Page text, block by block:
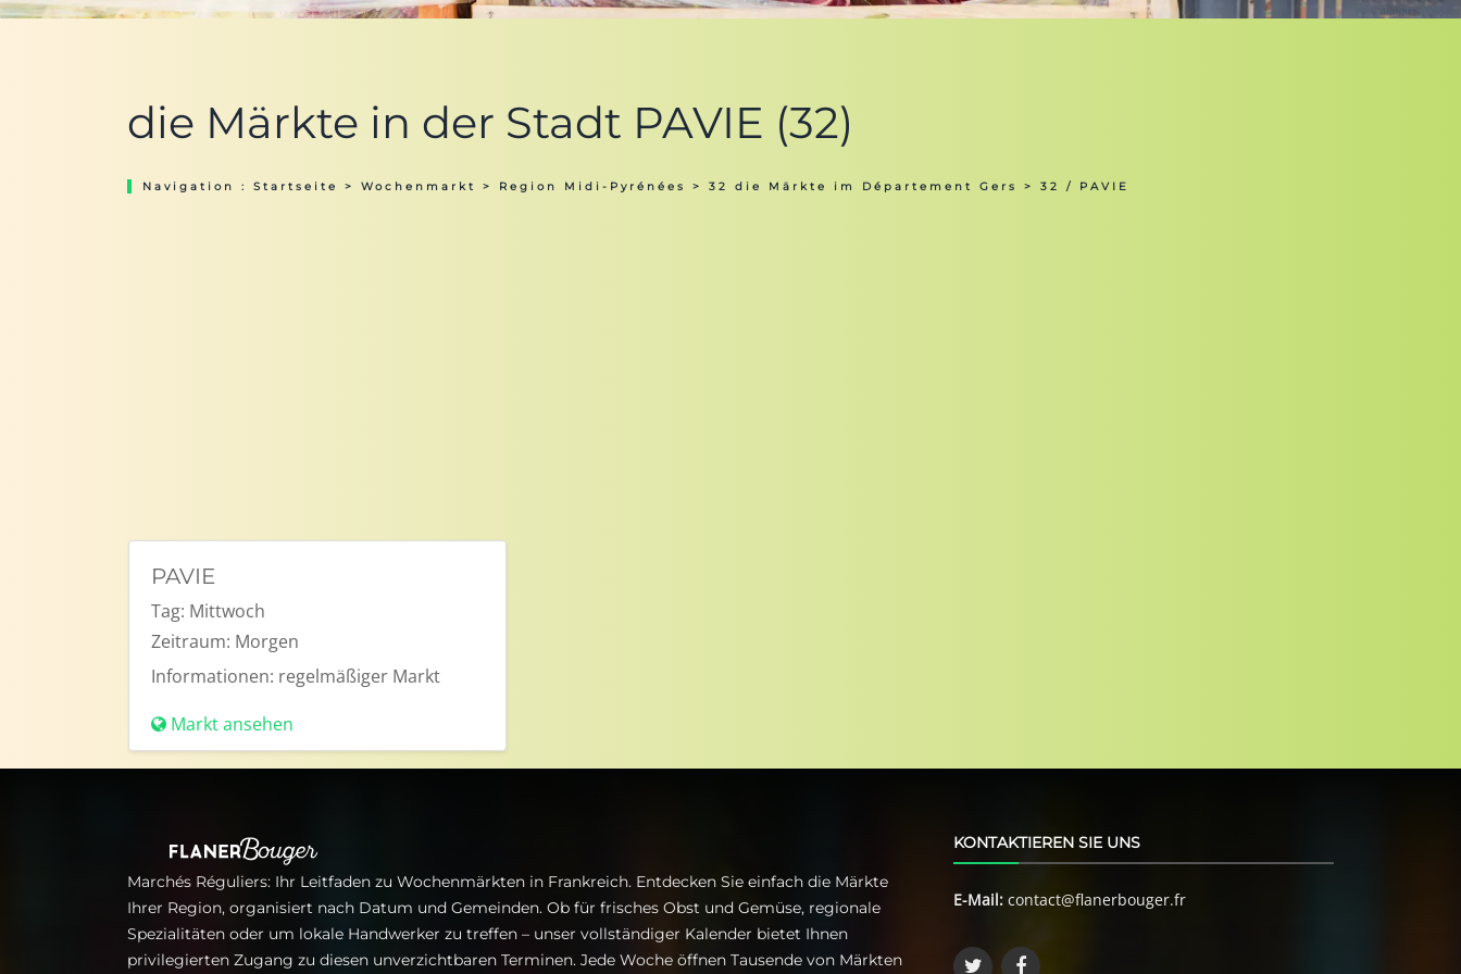
die Märkte in der Stadt PAVIE (32)
Navigation : Startseite > Wochenmarkt > Region Midi-Pyrénées > 32 die Märkte im Département Gers > 32 / PAVIE
PAVIE
Tag: Mittwoch
Zeitraum: Morgen
Informationen: regelmäßiger Markt
Markt ansehen
Marchés Réguliers: Ihr Leitfaden zu Wochenmärkten in Frankreich. Entdecken Sie einfach die Märkte
Ihrer Region, organisiert nach Datum und Gemeinden. Ob für frisches Obst und Gemüse, regionale
Spezialitäten oder um lokale Handwerker zu treffen – unser vollständiger Kalender bietet Ihnen
privilegierten Zugang zu diesen unverzichtbaren Terminen. Jede Woche öffnen Tausende von Märkten
KONTAKTIEREN SIE UNS
E-Mail: contact@flanerbouger.fr